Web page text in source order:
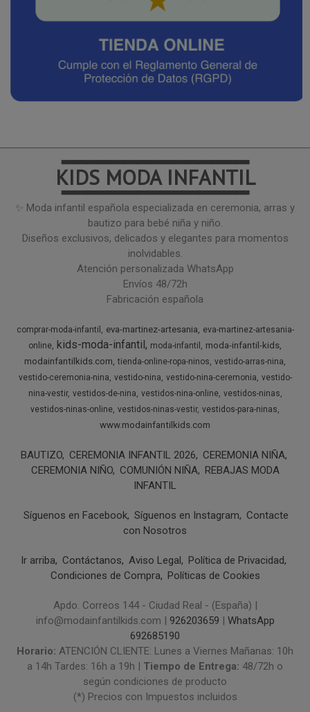
━━━━━━━━━━━━━━━
KIDS MODA INFANTIL
━━━━━━━━━━━━━━━
✨ Moda infantil española especializada en ceremonia, arras y
bautizo para bebé niña y niño.
Diseños exclusivos, delicados y elegantes para momentos
inolvidables.
Atención personalizada WhatsApp
Envíos 48/72h
Fabricación española
comprar-moda-infantil eva-martinez-artesania
eva-martinez-artesania-
online kids-moda-infantil moda-infantil
moda-infantil-kids
modainfantilkids.com tienda-online-ropa-ninos vestido-arras-nina
vestido-ceremonia-nina vestido-nina vestido-nina-ceremonia vestido-
nina-vestir vestidos-de-nina vestidos-nina-online vestidos-ninas
vestidos-ninas-online vestidos-ninas-vestir vestidos-para-ninas
www.modainfantilkids.com
BAUTIZO CEREMONIA INFANTIL 2026
CEREMONIA NIÑA
CEREMONIA NIÑO COMUNIÓN NIÑA REBAJAS MODA
INFANTIL
Síguenos en Facebook Síguenos en Instagram
Contacte
con Nosotros
Ir arriba Contáctanos Aviso Legal
Política de Privacidad
Condiciones de Compra
Políticas de Cookies
Apdo. Correos 144 - Ciudad Real - (España) |
info@modainfantilkids.com | 926203659 | WhatsApp
692685190
Horario: ATENCIÓN CLIENTE: Lunes a Viernes Mañanas: 10h
a 14h Tardes: 16h a 19h | Tiempo de Entrega: 48/72h o
según condiciones de producto
(*) Precios con Impuestos incluidos